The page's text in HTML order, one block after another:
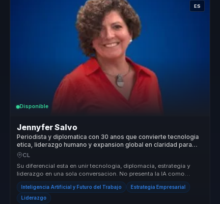
ES
Disponible
Jennyfer Salvo
Periodista y diplomatica con 30 anos que convierte tecnologia
etica, liderazgo humano y expansion global en claridad para
empresas.
CL
Su diferencial esta en unir tecnologia, diplomacia, estrategia y
liderazgo en una sola conversacion. No presenta la IA como
promesa abstr...
Inteligencia Artificial y Futuro del Trabajo Estrategia Empresarial
Liderazgo